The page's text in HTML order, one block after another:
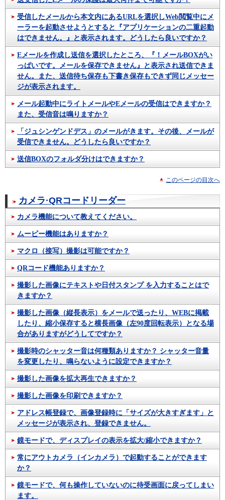
受信したメールから本文内にあるURLを選択しWeb閲覧中にメ
ーラーを起動させようとすると『アプリケーションの二重起動
はできません。』と表示されます。どうしたら良いですか？
Eメールを作成し送信を選択したところ、『！メールBOXがい
っぱいです。メールを保存できません』と表示され送信できま
せん。また、送信待ち保存も下書き保存もできず同じメッセー
ジが表示されます。
メール起動中にライトメールやEメールの受信はできますか？
また、受信音は鳴りますか？
「ジュシンゲンドデス」のメールがきます。その後、メールが
受信できません。どうしたら良いですか？
送信BOXのフォルダ分けはできますか？
このページの目次へ
カメラ·QRコードリーダー
カメラ機能について教えてください。
ムービー機能はありますか？
マクロ（接写）撮影は可能ですか？
QRコード機能ありますか？
撮影した画像にテキストや日付スタンプ を入力することはで
きますか？
撮影した画像（縦長表示）をメールで送ったり、WEBに掲載
したり、縮小保存すると横長画像（左90度回転表示）となる場
合がありますがどうしてですか？
撮影時のシャッター音は何種類ありますか？ シャッター音量
を変更したり、鳴らないように設定できますか？
撮影した画像を拡大再生できますか？
撮影した画像を印刷できますか？
アドレス帳登録で、画像登録時に「サイズが大きすぎます」と
メッセージが表示され、登録できません。
鏡モードで、ディスプレイの表示を拡大/縮小できますか？
常にアウトカメラ（インカメラ）で起動することができます
か？
鏡モードで、何も操作していないのに待受画面に戻ってしまい
ます。